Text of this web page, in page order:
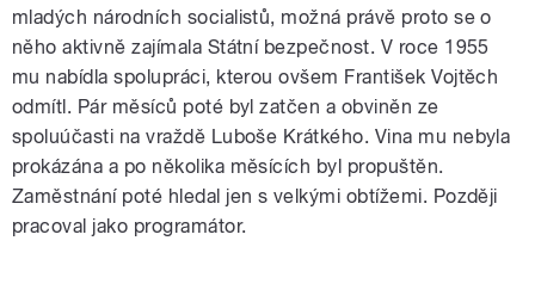
mladých národních socialistů, možná právě proto se o
něho aktivně zajímala Státní bezpečnost. V roce 1955
mu nabídla spolupráci, kterou ovšem František Vojtěch
odmítl. Pár měsíců poté byl zatčen a obviněn ze
spoluúčasti na vraždě Luboše Krátkého. Vina mu nebyla
prokázána a po několika měsících byl propuštěn.
Zaměstnání poté hledal jen s velkými obtížemi. Později
pracoval jako programátor.